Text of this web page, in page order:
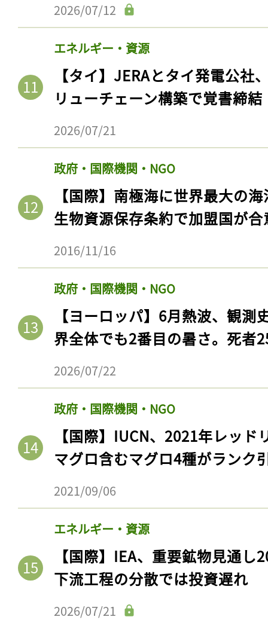
2026/07/12
エネルギー・資源
【タイ】JERAとタイ発電公社
リューチェーン構築で覚書締結
2026/07/21
政府・国際機関・NGO
【国際】南極海に世界最大の
生物資源保存条約で加盟国が合
2016/11/16
政府・国際機関・NGO
【ヨーロッパ】6月熱波、観
界全体でも2番目の暑さ。死者
2026/07/22
政府・国際機関・NGO
【国際】IUCN、2021年レッ
マグロ含むマグロ4種がランク
2021/09/06
エネルギー・資源
【国際】IEA、重要鉱物見通
下流工程の分散では投資遅れ
2026/07/21
記事をお気に入りに
ログインが必
ログイン
会員登録